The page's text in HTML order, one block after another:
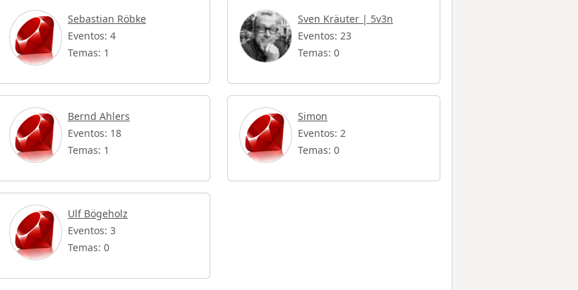
Sebastian Röbke
Eventos: 4
Temas: 1
Sven Kräuter | 5v3n
Eventos: 23
Temas: 0
Bernd Ahlers
Eventos: 18
Temas: 1
Simon
Eventos: 2
Temas: 0
Ulf Bögeholz
Eventos: 3
Temas: 0